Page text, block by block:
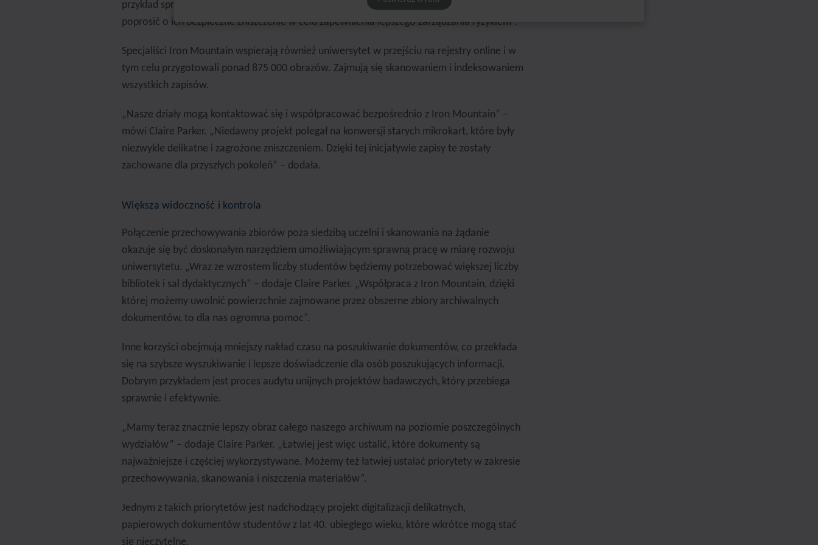
przykład sprawdzić, kiedy kończy się okres przechowywania plików zgodnie z prawem i
poprosić o ich bezpieczne zniszczenie w celu zapewnienia lepszego zarządzania ryzykiem”.
Specjaliści Iron Mountain wspierają również uniwersytet w przejściu na rejestry online i w
tym celu przygotowali ponad 875 000 obrazów. Zajmują się skanowaniem i indeksowaniem
wszystkich zapisów.
„Nasze działy mogą kontaktować się i współpracować bezpośrednio z Iron Mountain” –
mówi Claire Parker. „Niedawny projekt polegał na konwersji starych mikrokart, które były
niezwykle delikatne i zagrożone zniszczeniem. Dzięki tej inicjatywie zapisy te zostały
zachowane dla przyszłych pokoleń” – dodała.
Większa widoczność i kontrola
Połączenie przechowywania zbiorów poza siedzibą uczelni i skanowania na żądanie
okazuje się być doskonałym narzędziem umożliwiającym sprawną pracę w miarę rozwoju
uniwersytetu. „Wraz ze wzrostem liczby studentów będziemy potrzebować większej liczby
bibliotek i sal dydaktycznych” – dodaje Claire Parker. „Współpraca z Iron Mountain, dzięki
której możemy uwolnić powierzchnie zajmowane przez obszerne zbiory archiwalnych
dokumentów, to dla nas ogromna pomoc”.
Inne korzyści obejmują mniejszy nakład czasu na poszukiwanie dokumentów, co przekłada
się na szybsze wyszukiwanie i lepsze doświadczenie dla osób poszukujących informacji.
Dobrym przykładem jest proces audytu unijnych projektów badawczych, który przebiega
sprawnie i efektywnie.
„Mamy teraz znacznie lepszy obraz całego naszego archiwum na poziomie poszczególnych
wydziałów” – dodaje Claire Parker. „Łatwiej jest więc ustalić, które dokumenty są
najważniejsze i częściej wykorzystywane. Możemy też łatwiej ustalać priorytety w zakresie
przechowywania, skanowania i niszczenia materiałów”.
Jednym z takich priorytetów jest nadchodzący projekt digitalizacji delikatnych,
papierowych dokumentów studentów z lat 40. ubiegłego wieku, które wkrótce mogą stać
się nieczytelne.